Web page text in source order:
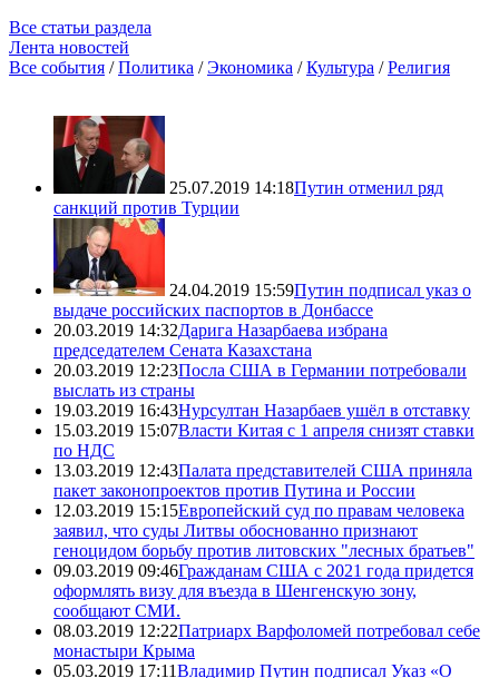
Все статьи раздела
Лента новостей
Все события /Политика /Экономика /Культура /Религия
25.07.2019 14:18Путин отменил ряд
санкций против Турции
24.04.2019 15:59Путин подписал указ о
выдаче российских паспортов в Донбассе
20.03.2019 14:32Дарига Назарбаева избрана
председателем Сената Казахстана
20.03.2019 12:23Посла США в Германии потребовали
выслать из страны
19.03.2019 16:43Нурсултан Назарбаев ушёл в отставку
15.03.2019 15:07Власти Китая с 1 апреля снизят ставки
по НДС
13.03.2019 12:43Палата представителей США приняла
пакет законопроектов против Путина и России
12.03.2019 15:15Европейский суд по правам человека
заявил, что суды Литвы обоснованно признают
геноцидом борьбу против литовских "лесных братьев"
09.03.2019 09:46Гражданам США с 2021 года придется
оформлять визу для въезда в Шенгенскую зону,
сообщают СМИ.
08.03.2019 12:22Патриарх Варфоломей потребовал себе
монастыри Крыма
05.03.2019 17:11Владимир Путин подписал Указ «О